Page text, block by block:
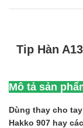
Tip Hàn
Mô tả sản
Dùng thay cho
Hakko 907 hay